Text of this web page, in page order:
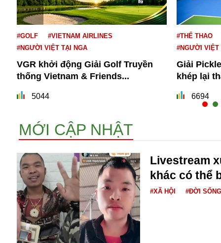
Bói toán
Bóng đá
Bí ẩn
Bitcoin
Bamboo Airways
Báo Nga có gì?
Biển Đông
Barrack Obama
Bắc Kinh
Buôn bán ở Nga
Bộ Quốc phòng
Bác Hồ
#GOLF
#VIETNAM AIRLINES
#NGƯỜI VIỆT TẠI NGA
VGR khởi động Giải Golf Truyền
thống Vietnam & Friends...
5044
#THỂ THAO
#NGƯỜI VIỆT
Giải
khép lại
6694
MỚI CẬP NHẬT
Livestream
khác có thể
#XÃ HỘI #ĐỜI SỐNG